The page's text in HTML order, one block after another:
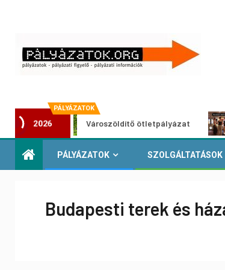
PÁLYÁZATOK
2026Városzöldítő ötletpályázat
PÁLYÁZATOK SZOLGÁLTATÁSOK
Budapesti terek és